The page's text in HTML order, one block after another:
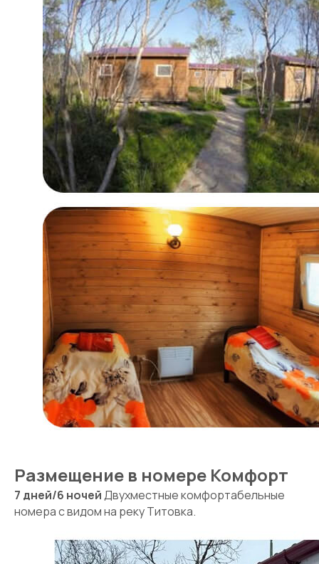
Размещение в номере Комфорт
7 дней/6 ночейДвухместные комфортабельные
номера с видом на реку Титовка.